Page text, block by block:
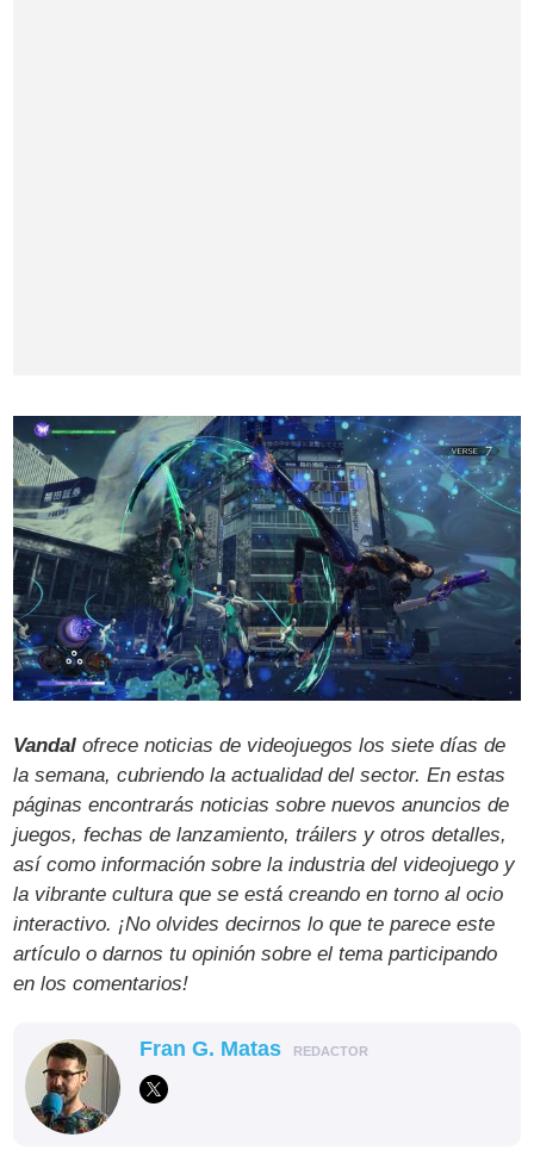
Vandal ofrece noticias de videojuegos los siete días de
la semana, cubriendo la actualidad del sector. En estas
páginas encontrarás noticias sobre nuevos anuncios de
juegos, fechas de lanzamiento, tráilers y otros detalles,
así como información sobre la industria del videojuego y
la vibrante cultura que se está creando en torno al ocio
interactivo. ¡No olvides decirnos lo que te parece este
artículo o darnos tu opinión sobre el tema participando
en los comentarios!
Fran G. Matas REDACTOR